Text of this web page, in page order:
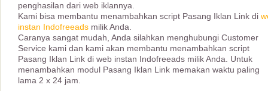
penghasilan dari web iklannya.
Kami bisa membantu menambahkan script Pasang Iklan Link di
instan Indofreeads milik Anda.
Caranya sangat mudah, Anda silahkan menghubungi Customer
Service kami dan kami akan membantu menambahkan script
Pasang Iklan Link di web instan Indofreeads milik Anda. Untuk
menambahkan modul Pasang Iklan Link memakan waktu paling
lama 2 x 24 jam.